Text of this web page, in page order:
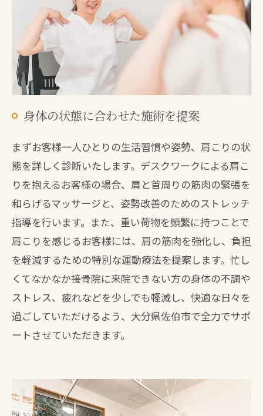
身体の状態に合わせた施術を提案
まずお客様一人ひとりの生活習慣や姿勢、肩こりの状
態を詳しく診断いたします。デスクワークによる肩こ
りを抱えるお客様の場合、肩と首周りの筋肉の緊張を
和らげるマッサージと、姿勢改善のためのストレッチ
指導を行います。また、重い荷物を頻繁に持つことで
肩こりを感じるお客様には、肩の筋肉を強化し、負担
を軽減するための特別な運動療法を提案します。忙し
くてなかなか接骨院に来院できない方の身体の不調や
ストレス、疲れなどを少しでも軽減し、快適な日々を
過ごしていただけるよう、大分県佐伯市で全力でサポ
ートさせていただきます。